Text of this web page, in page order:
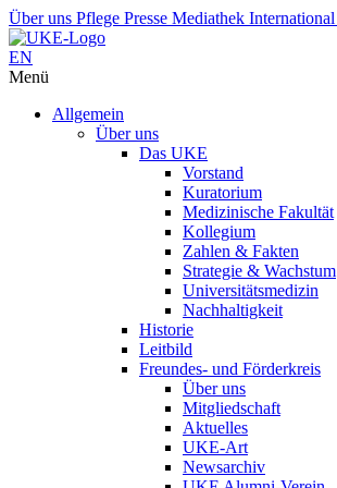
Über uns Pflege Presse Mediathek International
EN
Menü
Allgemein
Über uns
Das UKE
Vorstand
Kuratorium
Medizinische Fakultät
Kollegium
Zahlen & Fakten
Strategie & Wachstum
Universitätsmedizin
Nachhaltigkeit
Historie
Leitbild
Freundes- und Förderkreis
Über uns
Mitgliedschaft
Aktuelles
UKE-Art
Newsarchiv